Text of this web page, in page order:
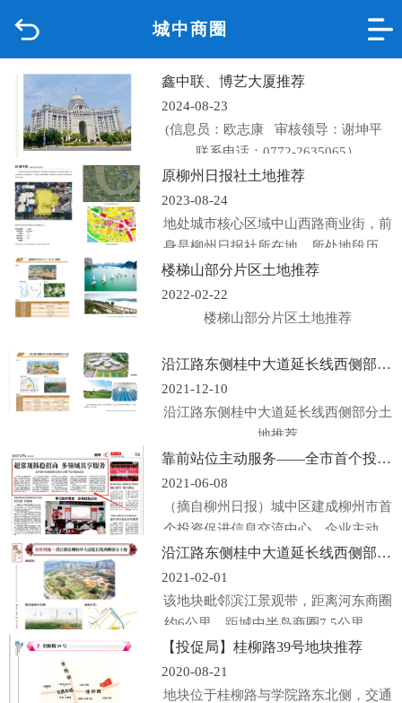
城中商圈
新闻中心
政府信息公开
网上办事
互动回应
鑫中联、博艺大厦推荐
2024-08-23
(信息员：欧志康 审核领导：谢坤平
联系电话：0772-2635065）
原柳州日报社土地推荐
2023-08-24
地处城市核心区域中山西路商业街，前
身是柳州日报社所在地，所处地段历史
悠久、商...
楼梯山部分片区土地推荐
2022-02-22
楼梯山部分片区土地推荐
沿江路东侧桂中大道延长线西侧部分土地推荐
2021-12-10
沿江路东侧桂中大道延长线西侧部分土
地推荐
靠前站位主动服务——全市首个投资促进信息交流中心落户城中区
2021-06-08
（摘自柳州日报）城中区建成柳州市首
个投资促进信息交流中心，企业主动联
系或职能...
沿江路东侧桂中大道延长线西侧部分土地推荐
2021-02-01
该地块毗邻滨江景观带，距离河东商圈
约6公里，距城中半岛商圈7.5公里，交
通便利。
【投促局】桂柳路39号地块推荐
2020-08-21
地块位于桂柳路与学院路东北侧，交通